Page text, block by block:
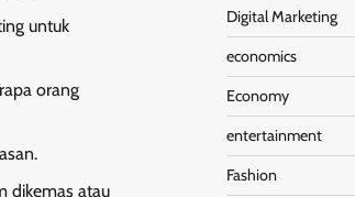
untuk
orang
dikemas atau
Digital Marketing
economics
Economy
entertainment
Fashion